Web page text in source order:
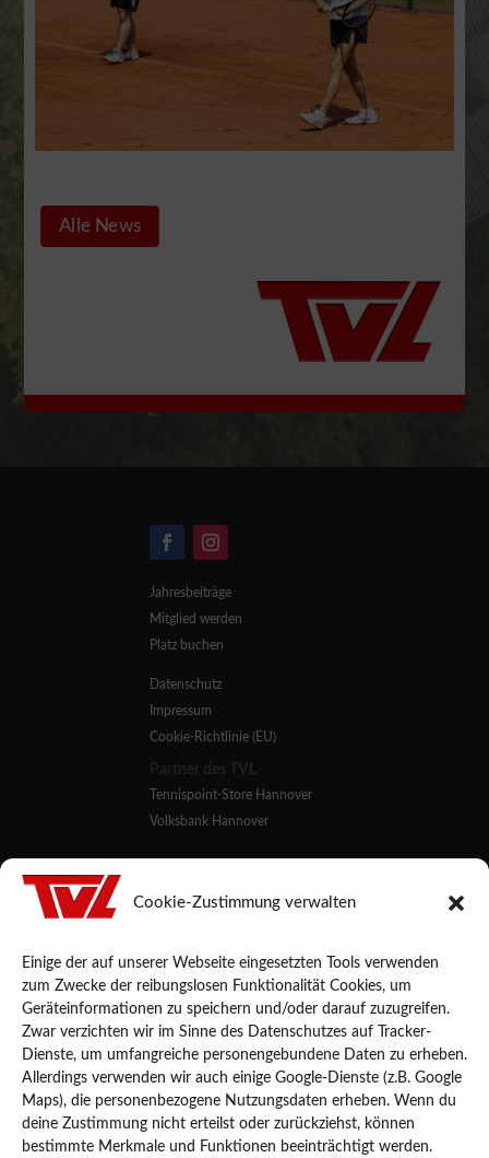
Cookie-Zustimmung verwalten
Einige der auf unserer Webseite eingesetzten Tools verwenden
zum Zwecke der reibungslosen Funktionalität Cookies, um
Geräteinformationen zu speichern und/oder darauf zuzugreifen.
Zwar verzichten wir im Sinne des Datenschutzes auf Tracker-
Dienste, um umfangreiche personengebundene Daten zu erheben.
Allerdings verwenden wir auch einige Google-Dienste (z.B. Google
Maps), die personenbezogene Nutzungsdaten erheben. Wenn du
deine Zustimmung nicht erteilst oder zurückziehst, können
bestimmte Merkmale und Funktionen beeinträchtigt werden.
Alle News
Jahresbeiträge
Mitglied werden
Platz buchen
Datenschutz
Impressum
Cookie-Richtlinie (EU)
Tennispoint-Store Hannover
Volksbank Hannover
NuLiga des TNB
TV Letter e.V.
Max-Planck-Str. 2
30926 Seelze
info@tvletter.de
Copyright © 2026 TV Letter e.V. Alle auf dieser Internetpräsenz
verwendeten Texte, Fotos und grafischen Gestaltungen sind
urheberrechtlich geschützt.